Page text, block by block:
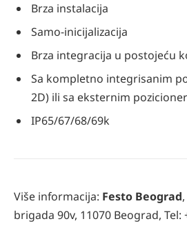
Brza instalacija
Samo-inicijalizacija
Brza integracija u postojeću
Sa kompletno integrisanim
2D) ili sa eksternim
IP65/67/68/69k
Više informacija: Festo Beograd
brigada 90v, 11070 Beograd, Tel: